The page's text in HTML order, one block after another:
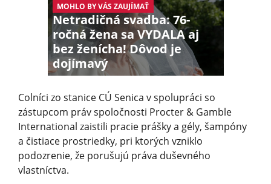
MOHLO BY VÁS ZAUJÍMAŤ
Netradičná svadba: 76-
ročná žena sa VYDALA aj
bez ženícha! Dôvod je
dojímavý
Colníci zo stanice CÚ Senica v spolupráci so
zástupcom práv spoločnosti Procter & Gamble
International zaistili pracie prášky a gély, šampóny
a čistiace prostriedky, pri ktorých vzniklo
podozrenie, že porušujú práva duševného
vlastníctva.